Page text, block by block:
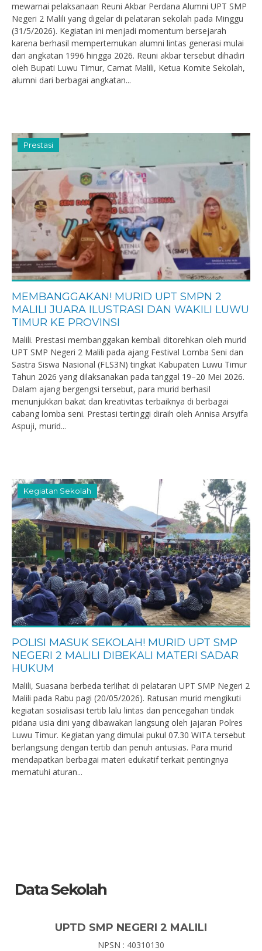
mewarnai pelaksanaan Reuni Akbar Perdana Alumni UPT SMP
Negeri 2 Malili yang digelar di pelataran sekolah pada Minggu
(31/5/2026). Kegiatan ini menjadi momentum bersejarah
karena berhasil mempertemukan alumni lintas generasi mulai
dari angkatan 1996 hingga 2026. Reuni akbar tersebut dihadiri
oleh Bupati Luwu Timur, Camat Malili, Ketua Komite Sekolah,
alumni dari berbagai angkatan...
Prestasi
MEMBANGGAKAN! MURID UPT SMPN 2
MALILI JUARA ILUSTRASI DAN WAKILI LUWU
TIMUR KE PROVINSI
Malili. Prestasi membanggakan kembali ditorehkan oleh murid
UPT SMP Negeri 2 Malili pada ajang Festival Lomba Seni dan
Sastra Siswa Nasional (FLS3N) tingkat Kabupaten Luwu Timur
Tahun 2026 yang dilaksanakan pada tanggal 19–20 Mei 2026.
Dalam ajang bergengsi tersebut, para murid berhasil
menunjukkan bakat dan kreativitas terbaiknya di berbagai
cabang lomba seni. Prestasi tertinggi diraih oleh Annisa Arsyifa
Aspuji, murid...
Kegiatan Sekolah
POLISI MASUK SEKOLAH! MURID UPT SMP
NEGERI 2 MALILI DIBEKALI MATERI SADAR
HUKUM
Malili, Suasana berbeda terlihat di pelataran UPT SMP Negeri 2
Malili pada Rabu pagi (20/05/2026). Ratusan murid mengikuti
kegiatan sosialisasi tertib lalu lintas dan pencegahan tindak
pidana usia dini yang dibawakan langsung oleh jajaran Polres
Luwu Timur. Kegiatan yang dimulai pukul 07.30 WITA tersebut
berlangsung dengan tertib dan penuh antusias. Para murid
mendapatkan berbagai materi edukatif terkait pentingnya
mematuhi aturan...
Data Sekolah
UPTD SMP NEGERI 2 MALILI
NPSN : 40310130